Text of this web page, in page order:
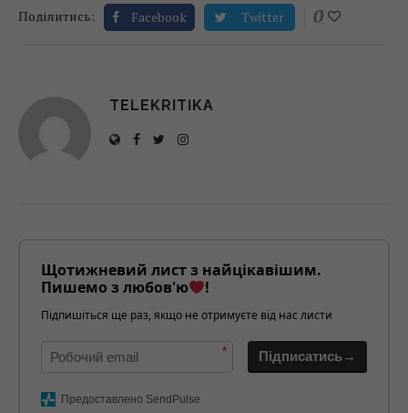
Поділитись: Facebook Twitter 0
TELEKRITIKA
Щотижневий лист з найцікавішим.
Пишемо з любов'ю
!
Підпишіться ще раз, якщо не отримуєте від нас листи
* Підписатись→
Предоставлено SendPulse